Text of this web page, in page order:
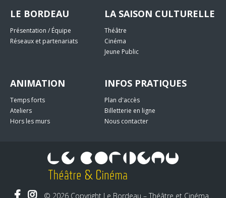
LE BORDEAU
Présentation / Équipe
Réseaux et partenariats
LA SAISON CULTURELLE
Théâtre
Cinéma
Jeune Public
ANIMATION
Temps forts
Ateliers
Hors les murs
INFOS PRATIQUES
Plan d'accès
Billetterie en ligne
Nous contacter
© 2026 Copyright Le Bordeau – Théâtre et Cinéma .